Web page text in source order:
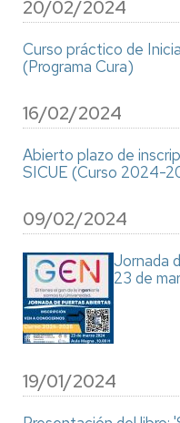
20/02/2024
Curso práctico de
(Programa Cura)
16/02/2024
Abierto plazo de
SICUE (Curso 2024-
09/02/2024
Jornada
23 de
19/01/2024